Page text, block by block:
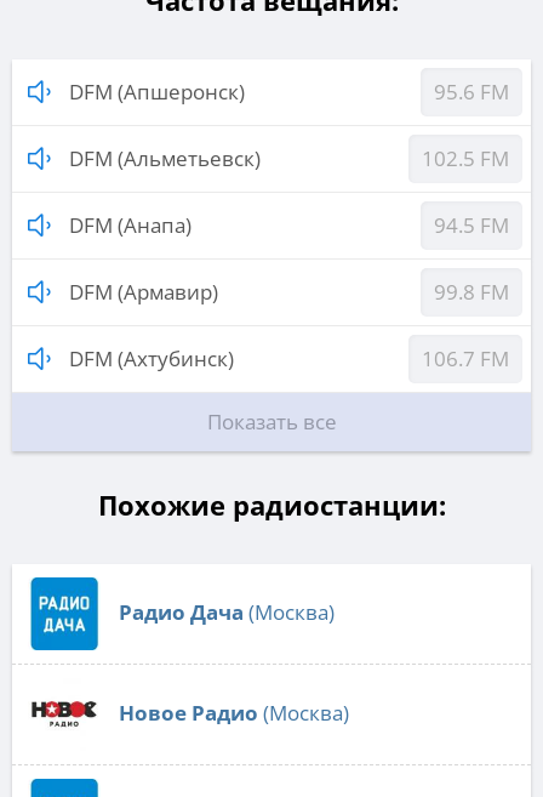
DFM (Апшеронск) 95.6 FM
DFM (Альметьевск) 102.5 FM
DFM (Анапа) 94.5 FM
DFM (Армавир) 99.8 FM
DFM (Ахтубинск) 106.7 FM
Показать все
Похожие радиостанции:
Радио Дача (Москва)
Новое Радио (Москва)